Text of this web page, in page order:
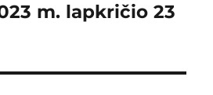
m. lapkričio 23